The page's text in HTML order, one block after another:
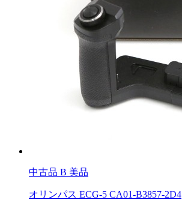
中古品 B 美品
オリンパス ECG-5 CA01-B3857-2D4